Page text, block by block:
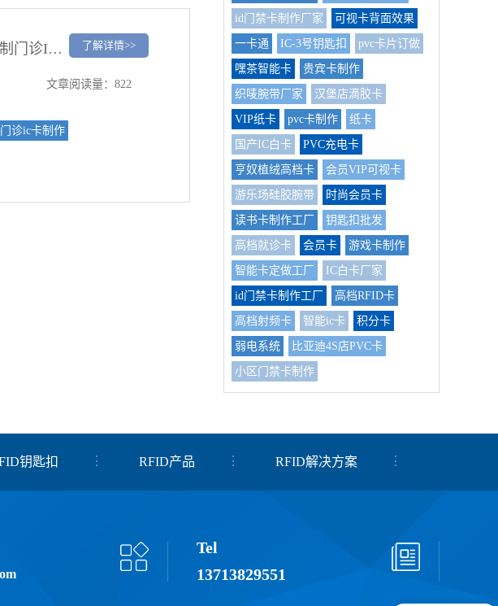
门诊IC卡智能就诊卡IC医疗卡就诊卡定制门诊IC卡制作厂家 了解详情>>
文章阅读量：822
门诊ic卡制作
id门禁卡制作厂家 可视卡背面效果
一卡通 IC-3号钥匙扣 pvc卡片订做
嘿茶智能卡 贵宾卡制作
织唛腕带厂家 汉堡店滴胶卡
VIP纸卡 pvc卡制作 纸卡
国产IC白卡 PVC充电卡
亨奴植绒高档卡 会员VIP可视卡
游乐场硅胶腕带 时尚会员卡
读书卡制作工厂 钥匙扣批发
高档就诊卡 会员卡 游戏卡制作
智能卡定做工厂 IC白卡厂家
id门禁卡制作工厂 高档RFID卡
高档射频卡 智能ic卡 积分卡
弱电系统 比亚迪4S店PVC卡
小区门禁卡制作
钥匙扣 RFID产品 RFID解决方案
Tel
13713829551